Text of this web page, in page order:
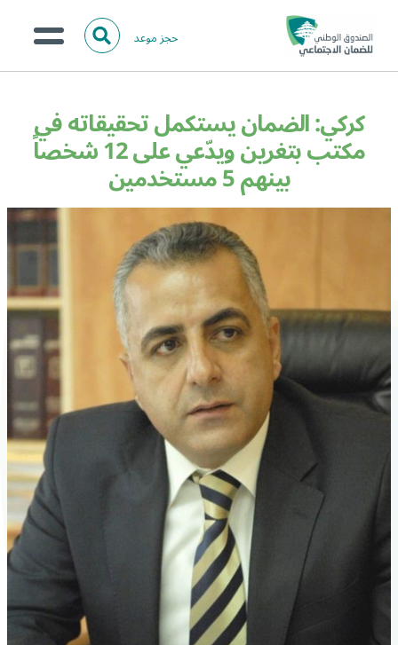
حجز موعد ا
ل
ث
الخدمات الالكترونية
المركز الإعلامي
تواصل معنا
البحث
كركي: الضمان يستكمل تحقيقاته في
مكتب بتغرين ويدّعي على 12 شخصاً
بينهم 5 مستخدمين